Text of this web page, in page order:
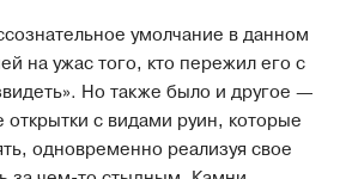
умолчание в данном
на ужас того, кто пережил его с
Но также было и другое —
открытки с видами руин, которые
одновременно реализуя свое